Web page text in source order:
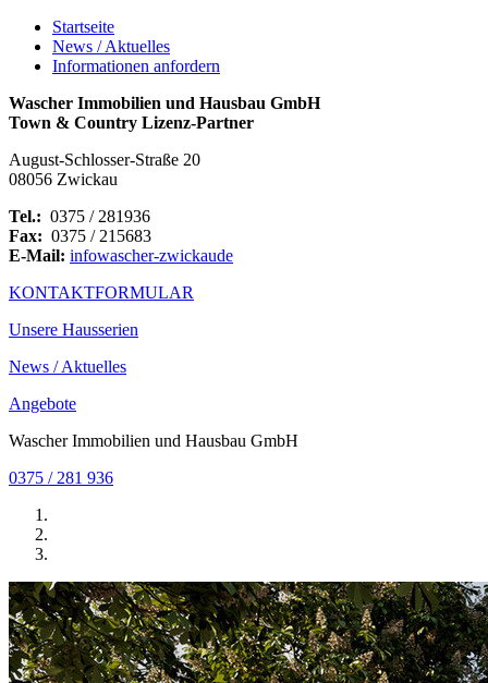
Startseite
News / Aktuelles
Informationen anfordern
Wascher Immobilien und Hausbau GmbH
Town & Country Lizenz-Partner
August-Schlosser-Straße 20
08056 Zwickau
Tel.: 0375 / 281936
Fax: 0375 / 215683
E-Mail: infowascher-zwickaude
KONTAKTFORMULAR
Unsere Hausserien
News / Aktuelles
Angebote
Wascher Immobilien und Hausbau GmbH
0375 / 281 936